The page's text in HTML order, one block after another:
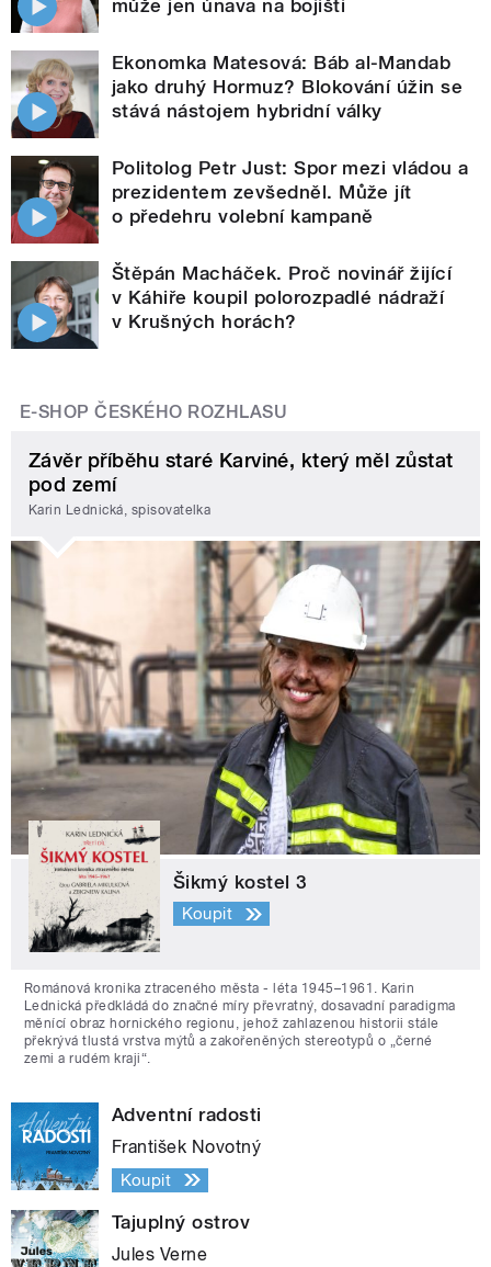
může jen únava na bojišti
Ekonomka Matesová: Báb al-Mandab
jako druhý Hormuz? Blokování úžin se
stává nástojem hybridní války
Politolog Petr Just: Spor mezi vládou a
prezidentem zevšedněl. Může jít
o předehru volební kampaně
Štěpán Macháček. Proč novinář žijící
v Káhiře koupil polorozpadlé nádraží
v Krušných horách?
E-SHOP ČESKÉHO ROZHLASU
Závěr příběhu staré Karviné, který měl zůstat
pod zemí
Karin Lednická, spisovatelka
Šikmý kostel 3
Koupit
Románová kronika ztraceného města - léta 1945–1961. Karin
Lednická předkládá do značné míry převratný, dosavadní paradigma
měnící obraz hornického regionu, jehož zahlazenou historii stále
překrývá tlustá vrstva mýtů a zakořeněných stereotypů o „černé
zemi a rudém kraji“.
Adventní radosti
František Novotný
Koupit
Tajuplný ostrov
Jules Verne